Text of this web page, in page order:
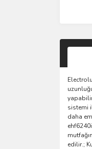
sistemi
daha
edilir.;